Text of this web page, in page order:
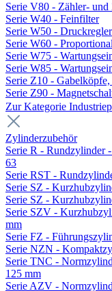
Serie V80 - Zähler- und
Serie W40 - Feinfilter
Serie W50 - Druckregler
Serie W60 -
Serie W75 -
Serie W85 -
Serie Z10 -
Serie Z90 -
Zur Kategorie
Zylinderzubehör
Serie R - Rundzylinder
63
Serie RST -
Serie SZ -
Serie SZ -
Serie SZV -
mm
Serie FZ -
Serie NZN -
Serie TNC -
125 mm
Serie AZV -